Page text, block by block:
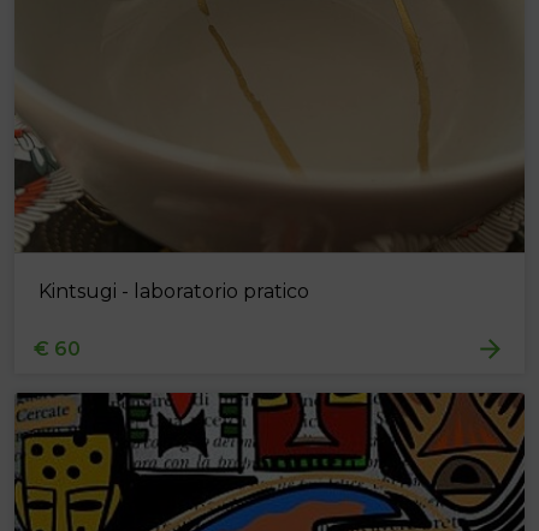
Kintsugi - laboratorio pratico
€ 60